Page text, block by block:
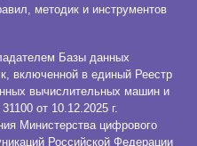
методик и инструментов
Базы данных
включенной в единый Реестр
вычислительных машин и
от 10.12.2025 г.
Министерства цифрового
Российской Федерации